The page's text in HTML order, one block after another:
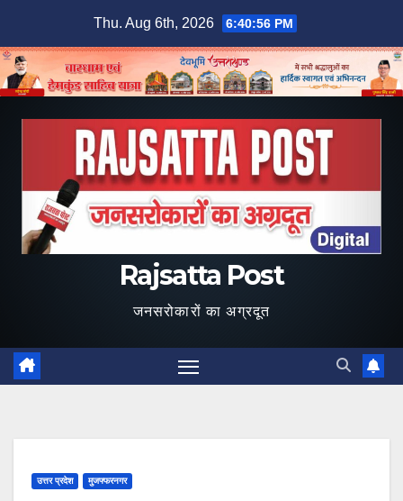
content
Thu. Aug 6th, 2026 6:40:57 PM
Rajsatta Post
जनसरोकारों का अग्रदूत
उत्तर प्रदेश मुजफ्फरनगर